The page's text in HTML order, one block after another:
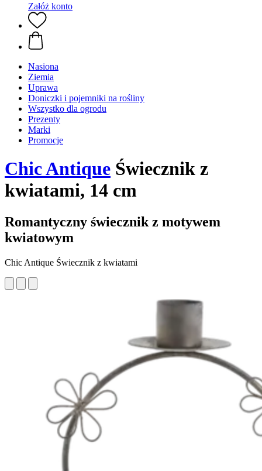
Załóż konto
Nasiona
Ziemia
Uprawa
Doniczki i pojemniki na rośliny
Wszystko dla ogrodu
Prezenty
Marki
Promocje
Chic Antique Świecznik z
kwiatami, 14 cm
Romantyczny świecznik z motywem
kwiatowym
Chic Antique Świecznik z kwiatami